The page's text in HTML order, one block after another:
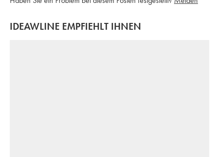
IDEAWLINE EMPFIEHLT IHNEN